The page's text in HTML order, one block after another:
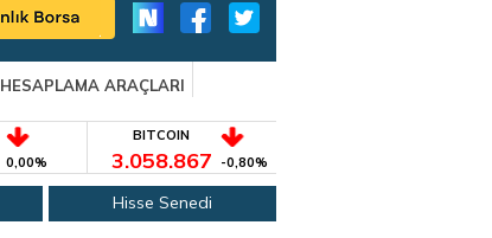
HESAPLAMA ARAÇLARI
0,00%
BITCOIN
3.058.867 -0,80%
Hisse Senedi